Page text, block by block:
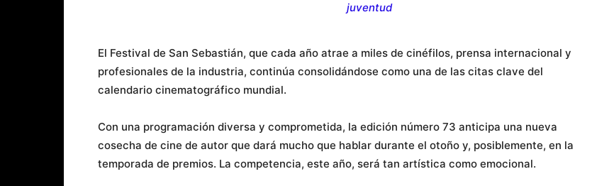
juventud
El Festival de San Sebastián, que cada año atrae a miles de cinéfilos, prensa internacional y
profesionales de la industria, continúa consolidándose como una de las citas clave del
calendario cinematográfico mundial.
Con una programación diversa y comprometida, la edición número 73 anticipa una nueva
cosecha de cine de autor que dará mucho que hablar durante el otoño y, posiblemente, en la
temporada de premios. La competencia, este año, será tan artística como emocional.